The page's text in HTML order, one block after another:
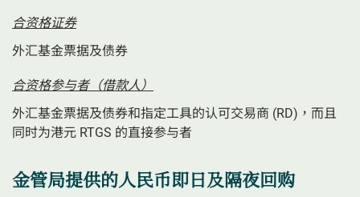
合资格证券
外汇基金票据及债券
合资格参与者（借款人）
外汇基金票据及债券和指定工具的认可交易商 (RD)，而且
同时为港元 RTGS 的直接参与者
金管局提供的人民币即日及隔夜回购